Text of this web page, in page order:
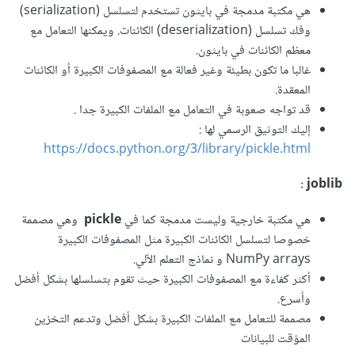
هي مكتبة مدمجة في بايثون تستخدم لتسلسل (serialization)
وفك تسلسل (deserialization) الكائنات. ويمكنها التعامل مع
معظم الكائنات في بايثون.
غالبا ما تكون بطيئة وغير فعالة مع المصفوفات الكبيرة أو الكائنات
المعقدة.
قد تواجه صعوبة في التعامل مع الملفات الكبيرة جدا .
إليك التوثيق الرسمي لها
https://docs.python.org/3/library/pickle.html
joblib
:
هي مكتبة خارجية وليست مدمجة كما فيpickle وهي مصممة
خصوصا لتسلسل الكائنات الكبيرة مثل المصفوفات الكبيرة
NumPy arrays و نماذج التعلم الآلي.
أكثر كفاءة مع المصفوفات الكبيرة حيث تقوم بتسلسلها بشكل أفضل
وأسرع.
مصممة للتعامل مع الملفات الكبيرة بشكل أفضل وتدعم التخزين
المؤقت للبيانات